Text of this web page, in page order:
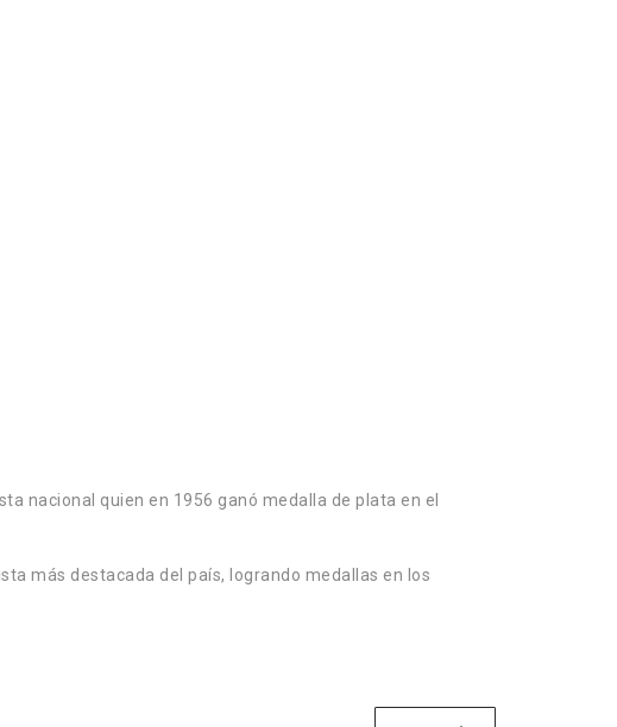
nacional quien en 1956 ganó medalla de plata en el
más destacada del país, logrando medallas en los